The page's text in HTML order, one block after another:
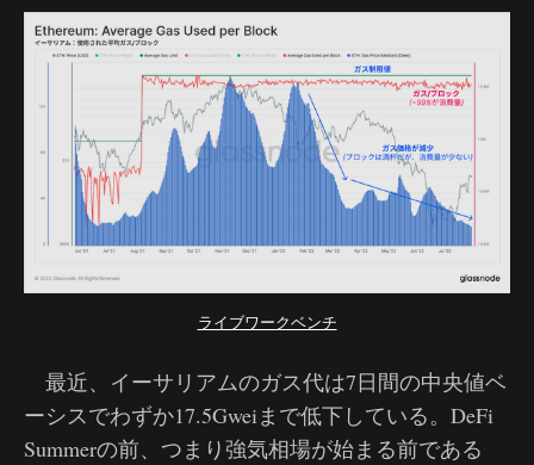
ライブワークベンチ
最近、イーサリアムのガス代は7日間の中央値ベ
ーシスでわずか17.5Gweiまで低下している。DeFi
Summerの前、つまり強気相場が始まる前である